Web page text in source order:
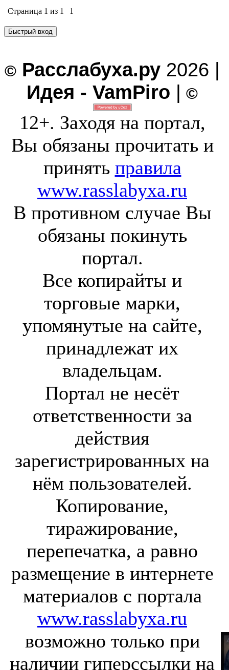
Страница 1 из 1 1
© Расслабуха.ру 2026 |
Идея - VamPiro | ©
12+. Заходя на портал,
Вы обязаны прочитать и
принять правила
www.rasslabyxa.ru
В противном случае Вы
обязаны покинуть
портал.
Все копирайты и
торговые марки,
упомянутые на сайте,
принадлежат их
владельцам.
Портал не несёт
ответственности за
действия
зарегистрированных на
нём пользователей.
Копирование,
тиражирование,
перепечатка, а равно
размещение в интернете
материалов с портала
www.rasslabyxa.ru
возможно только при
наличии гиперссылки на